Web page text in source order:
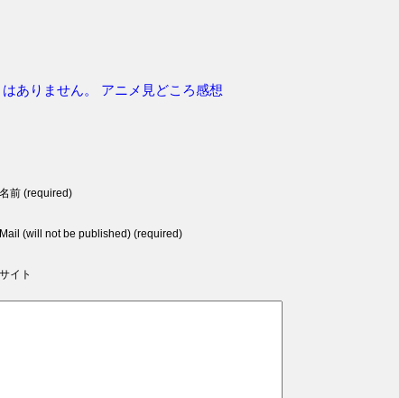
ありません。
アニメ見どころ感想
名前 (required)
Mail (will not be published) (required)
サイト